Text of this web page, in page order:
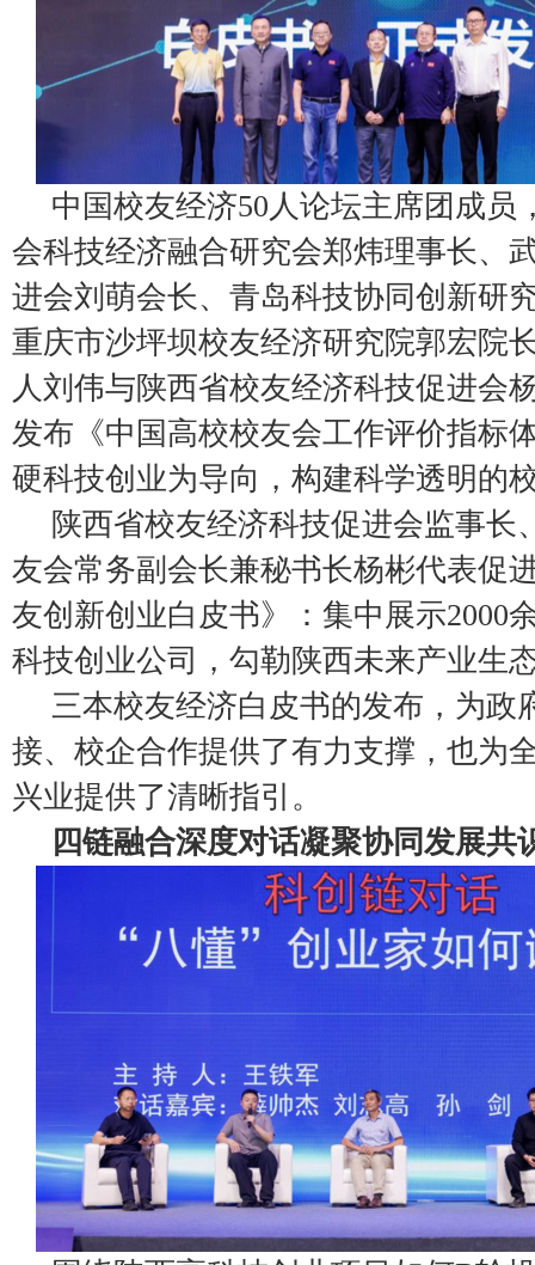
中国校友经济50人论坛主席团成员
会科技经济融合研究会郑炜理事长、
进会刘萌会长、青岛科技协同创新研
重庆市沙坪坝校友经济研究院郭宏院
人刘伟与陕西省校友经济科技促进会
发布《中国高校校友会工作评价指标
硬科技创业为导向，构建科学透明的
陕西省校友经济科技促进会监事长
友会常务副会长兼秘书长杨彬代表促
友创新创业白皮书》：集中展示2000
科技创业公司，勾勒陕西未来产业生
三本校友经济白皮书的发布，为政
接、校企合作提供了有力支撑，也为
兴业提供了清晰指引。
四链融合深度对话凝聚协同发展共